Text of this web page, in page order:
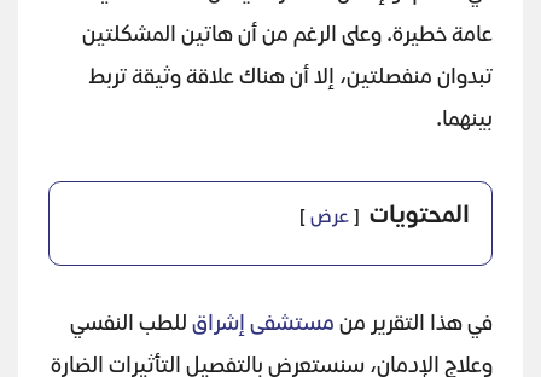
عامة خطيرة. وعلى الرغم من أن هاتين المشكلتين
تبدوان منفصلتين، إلا أن هناك علاقة وثيقة تربط
بينهما.
المحتويات عرض
في هذا التقرير من مستشفى إشراق للطب النفسي
وعلاج الإدمان، سنستعرض بالتفصيل التأثيرات الضارة